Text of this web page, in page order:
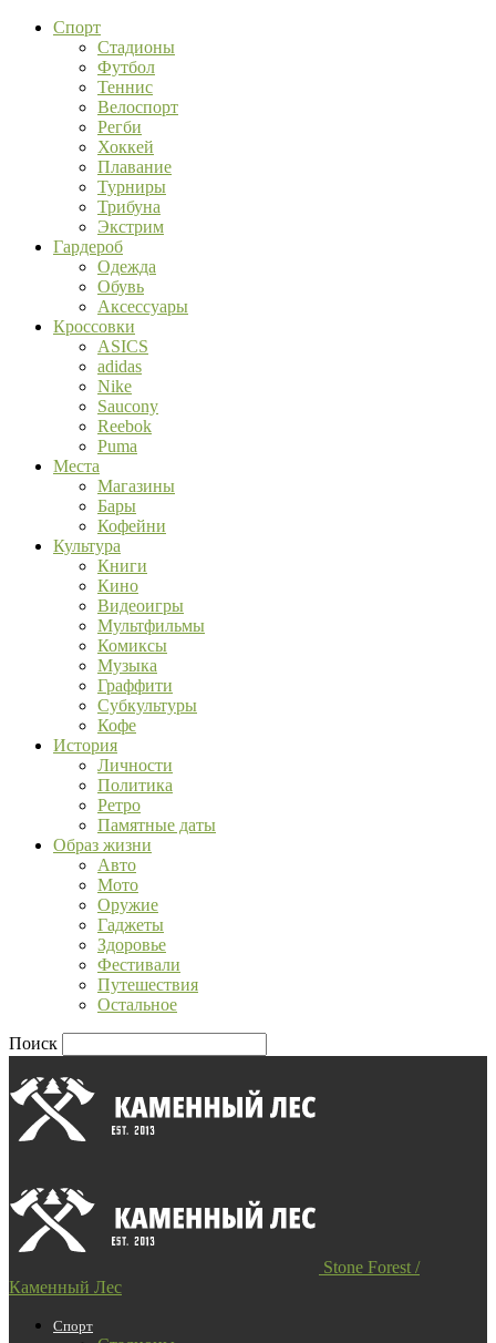
Спорт
Стадионы
Футбол
Теннис
Велоспорт
Регби
Хоккей
Плавание
Турниры
Трибуна
Экстрим
Гардероб
Одежда
Обувь
Аксессуары
Кроссовки
ASICS
adidas
Nike
Saucony
Reebok
Puma
Места
Магазины
Бары
Кофейни
Культура
Книги
Кино
Видеоигры
Мультфильмы
Комиксы
Музыка
Граффити
Субкультуры
Кофе
История
Личности
Политика
Ретро
Памятные даты
Образ жизни
Авто
Мото
Оружие
Гаджеты
Здоровье
Фестивали
Путешествия
Остальное
Поиск
Stone Forest /
Каменный Лес
Спорт